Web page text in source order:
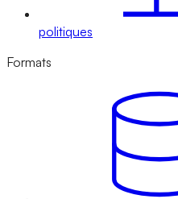
politiques
Formats